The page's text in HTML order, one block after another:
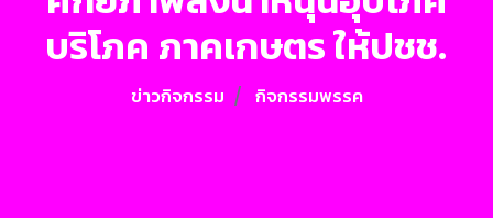
บริโภค ภาคเกษตร ให้ปชช.
ข่าวกิจกรรม กิจกรรมพรรค